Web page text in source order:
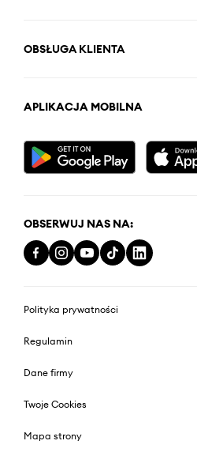
OBSŁUGA KLIENTA
APLIKACJA MOBILNA
OBSERWUJ NAS NA:
Polityka prywatności
Regulamin
Dane firmy
Twoje Cookies
Mapa strony